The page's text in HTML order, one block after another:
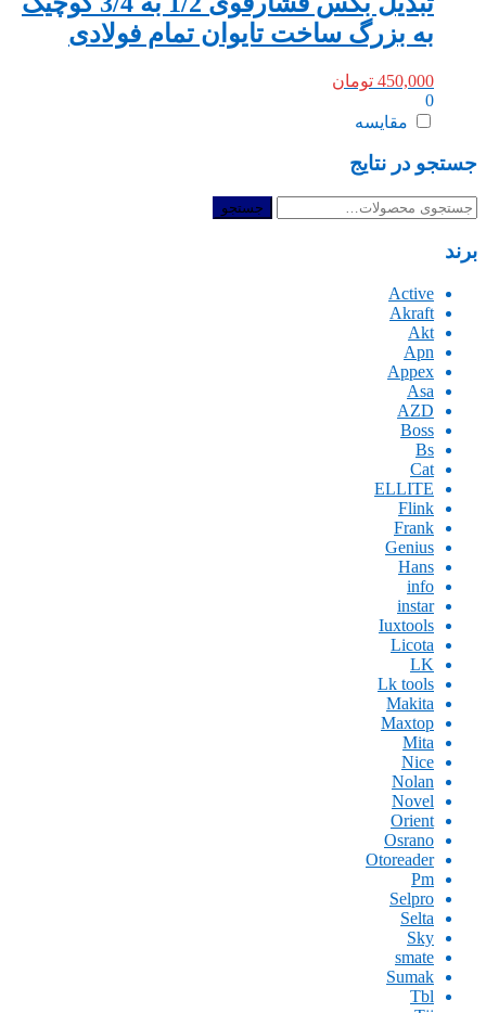
به بزرگ ساخت تایوان تمام فولادی
450,000 تومان
0
مقایسه
جستجو در نتایج
جستجو
جستجو
برند
Active
Akraft
Akt
Apn
Appex
Asa
AZD
Boss
Bs
Cat
ELLITE
Flink
Frank
Genius
Hans
info
instar
Iuxtools
Licota
LK
Lk tools
Makita
Maxtop
Mita
Nice
Nolan
Novel
Orient
Osrano
Otoreader
Pm
Selpro
Selta
Sky
smate
Sumak
Tbl